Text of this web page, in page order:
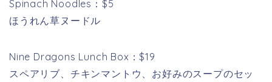
Spinach Noodles：$5
ほうれん草ヌードル
Nine Dragons Lunch Box：$19
スペアリブ、チキンマントウ、お好みのスープのセッ